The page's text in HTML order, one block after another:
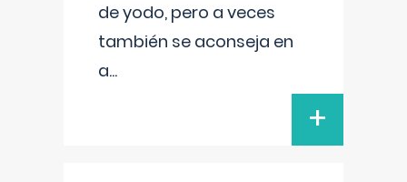
de yodo, pero a veces
también se aconseja en
a...
+